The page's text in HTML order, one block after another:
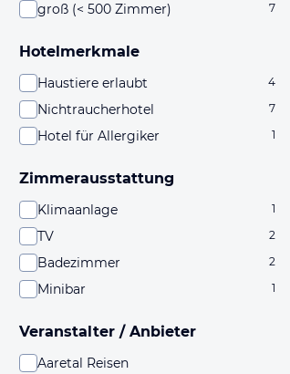
groß (< 500 Zimmer) 7
Hotelmerkmale
Haustiere erlaubt 4
Nichtraucherhotel 7
Hotel für Allergiker 1
Zimmerausstattung
Klimaanlage 1
TV 2
Badezimmer 2
Minibar 1
Veranstalter / Anbieter
Aaretal Reisen